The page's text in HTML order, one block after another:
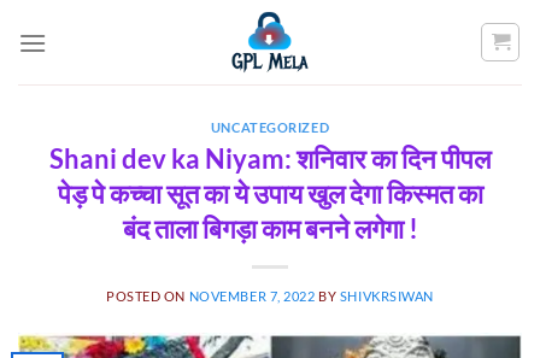
UNCATEGORIZED
Shani dev ka Niyam: शनिवार का दिन पीपल
पेड़ पे कच्चा सूत का ये उपाय खुल देगा किस्मत का
बंद ताला बिगड़ा काम बनने लगेगा !
POSTED ON NOVEMBER 7, 2022 BY SHIVKRSIWAN